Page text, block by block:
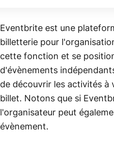
Eventbrite est une
billetterie pour
cette fonction et se
d'évènements
de découvrir les activités à
billet. Notons que si
l'organisateur peut
évènement.